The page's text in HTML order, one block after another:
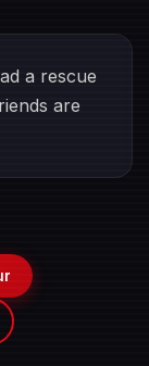
a rescue
are